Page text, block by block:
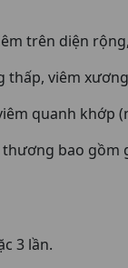
trên diện
thấp, viêm
quanh khớp
bao
3 lần.